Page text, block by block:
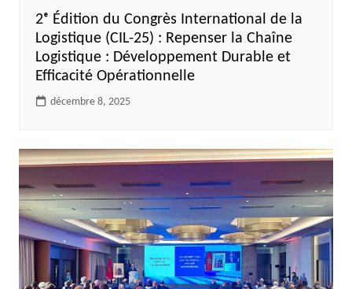
2ᵉ Édition du Congrès International de la
Logistique (CIL-25) : Repenser la Chaîne
Logistique : Développement Durable et
Efficacité Opérationnelle
décembre 8, 2025